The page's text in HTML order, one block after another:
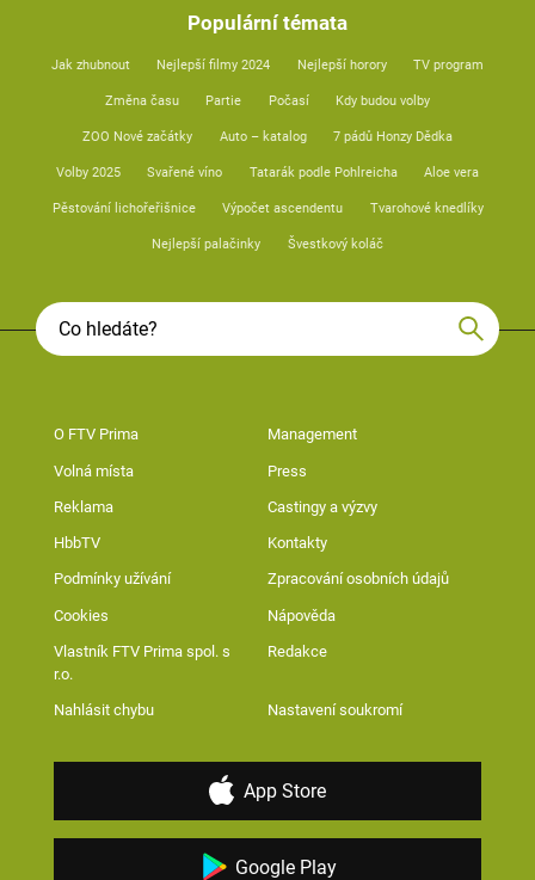
Populární témata
Jak zhubnout Nejlepší filmy 2024 Nejlepší horory TV program
Změna času Partie Počasí Kdy budou volby
ZOO Nové začátky Auto – katalog 7 pádů Honzy Dědka
Volby 2025 Svařené víno Tatarák podle Pohlreicha Aloe vera
Pěstování lichořeřišnice Výpočet ascendentu Tvarohové knedlíky
Nejlepší palačinky Švestkový koláč
O FTV Prima Management
Volná místa Press
Reklama Castingy a výzvy
HbbTV Kontakty
Podmínky užívání Zpracování osobních údajů
Cookies Nápověda
Vlastník FTV Prima spol. s
r.o.
Redakce
Nahlásit chybu Nastavení soukromí
App Store
Google Play